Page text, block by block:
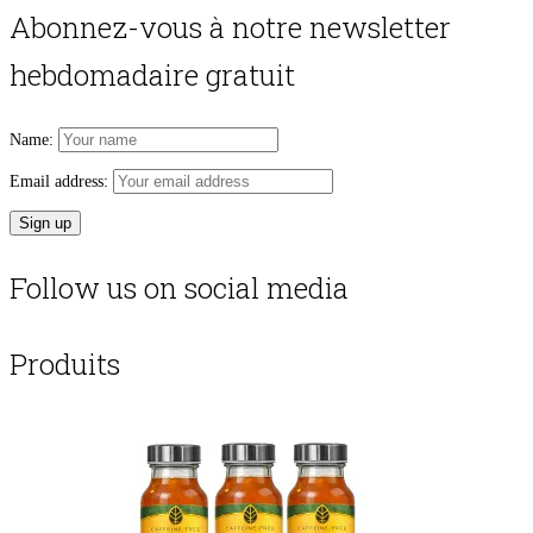
Abonnez-vous à notre newsletter
hebdomadaire gratuit
Name:
Email address:
Follow us on social media
Produits